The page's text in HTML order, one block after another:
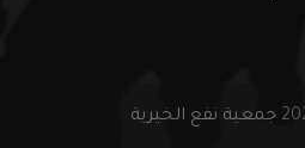
جمعية نفع الخيرية